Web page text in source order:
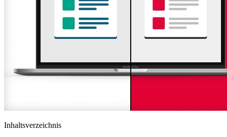
Inhaltsverzeichnis